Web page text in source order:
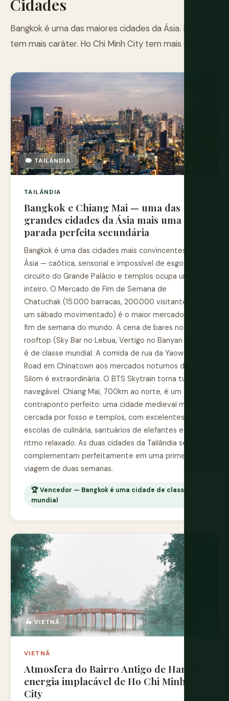
Cidades
Bangkok é uma das maiores cidades da Ásia. Hanói
tem mais caráter. Ho Chi Minh City tem mais energia.
🐘 TAILÂNDIA
TAILÂNDIA
Bangkok e Chiang Mai — uma das
grandes cidades da Ásia mais uma
parada perfeita secundária
Bangkok é uma das cidades mais convincentes da
Ásia — caótica, sensorial e impossível de esgotar. O
circuito do Grande Palácio e templos ocupa um dia
inteiro. O Mercado de Fim de Semana de
Chatuchak (15.000 barracas, 200.000 visitantes em
um sábado movimentado) é o maior mercado de
fim de semana do mundo. A cena de bares no
rooftop (Sky Bar no Lebua, Vertigo no Banyan Tree)
é de classe mundial. A comida de rua da Yaowarat
Road em Chinatown aos mercados noturnos de
Silom é extraordinária. O BTS Skytrain torna tudo
navegável. Chiang Mai, 700km ao norte, é um
contraponto perfeito: uma cidade medieval murada
cercada por fosso e templos, com excelentes
escolas de culinária, santuários de elefantes e um
ritmo relaxado. As duas cidades da Tailândia se
complementam perfeitamente em uma primeira
viagem de duas semanas.
🏆 Vencedor — Bangkok é uma cidade de classe
mundial
🛵 VIETNÃ
VIETNÃ
Atmosfera do Bairro Antigo de Hanói e
energia implacável de Ho Chi Minh
City